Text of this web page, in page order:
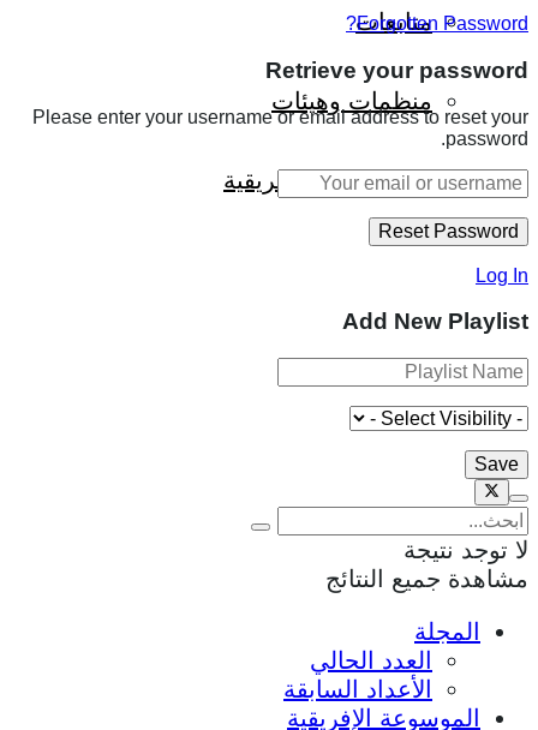
متابعات
منظمات وهيئات
كتاب قراءات إفريقية
Forgotten Password?
Retrieve your password
Please enter your username or email address to reset your
password.
Log In
Add New Playlist
لا توجد نتيجة
مشاهدة جميع النتائج
المجلة
العدد الحالي
الأعداد السابقة
الموسوعة الإفريقية